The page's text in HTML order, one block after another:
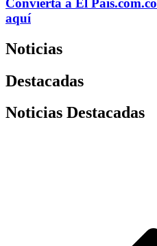
Convierta a El País.com.co
aquí
Noticias
Destacadas
Noticias Destacadas